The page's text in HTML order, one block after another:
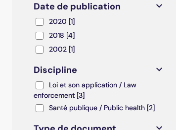
Date de publication
20202020 [1]
20182018 [4]
20022002 [1]
Discipline
Loi et son application / Law enforcement
Loi et son application / Law
enforcement [3]
Santé publique / Public health
Santé publique / Public health [2]